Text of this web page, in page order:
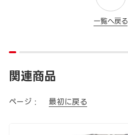
一覧へ戻る
関連商品
ページ : 最初に戻る